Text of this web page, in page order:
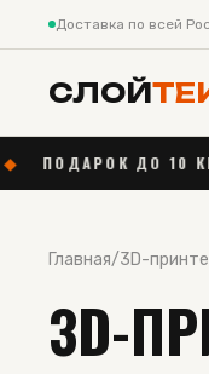
Доставка по всей
СЛОЙ
ФИЛАМЕНТА ◆
Главная/3D-
3D-